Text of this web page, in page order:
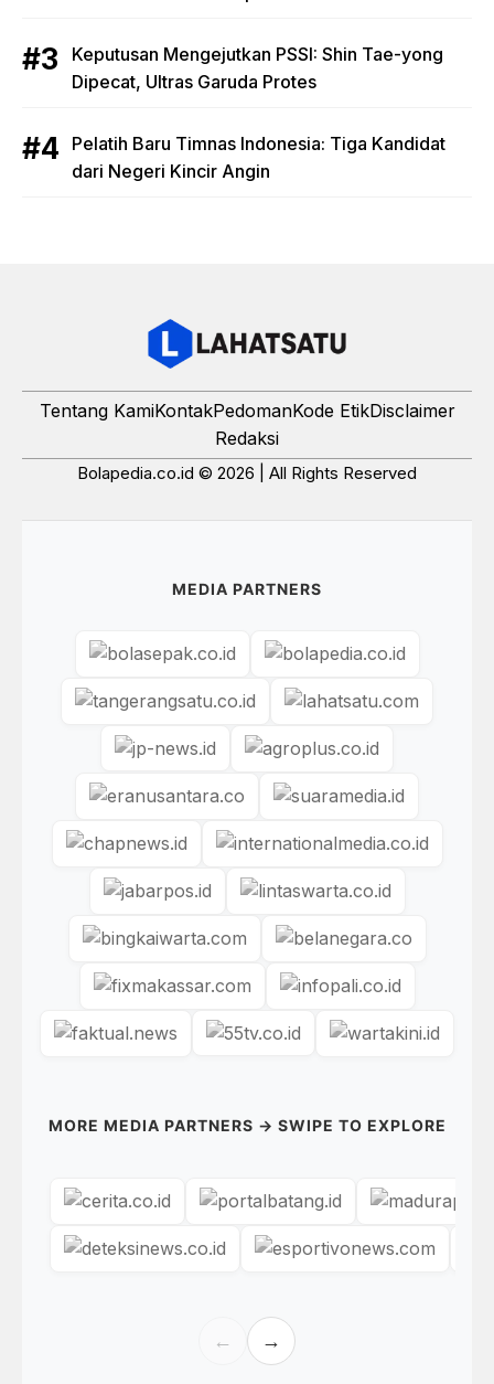
Keputusan Mengejutkan PSSI: Shin Tae-yong
Dipecat, Ultras Garuda Protes
Pelatih Baru Timnas Indonesia: Tiga Kandidat
dari Negeri Kincir Angin
Tentang KamiKontakPedomanKode EtikDisclaimer
Redaksi
Bolapedia.co.id © 2026 | All Rights Reserved
MEDIA PARTNERS
MORE MEDIA PARTNERS → SWIPE TO EXPLORE
← →